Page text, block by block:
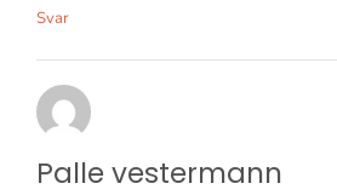
Svar
Palle vestermann